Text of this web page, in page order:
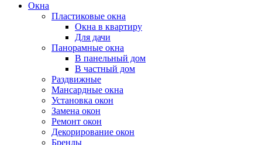
Окна
Пластиковые окна
Окна в квартиру
Для дачи
Панорамные окна
В панельный дом
В частный дом
Раздвижные
Мансардные окна
Установка окон
Замена окон
Ремонт окон
Декорирование окон
Бренды